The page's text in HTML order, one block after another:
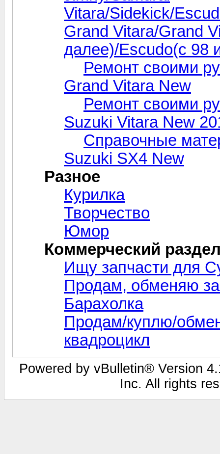
Vitara/Sidekick/
Grand Vitara/Grand
далее)/Escudo(с 98
Ремонт своими
Grand Vitara New
Ремонт своими
Suzuki Vitara New
Справочные
Suzuki SX4 New
Разное
Курилка
Творчество
Юмор
Коммерческий
Ищу запчасти для
Продам, обменяю
Барахолка
Продам/куплю/
квадроцикл
Powered by vBulletin® Version
Inc. All rights